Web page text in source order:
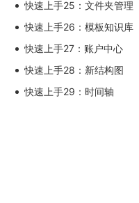
快速上手25：文件夹管理
快速上手26：模板知识库
快速上手27：账户中心
快速上手28：新结构图
快速上手29：时间轴